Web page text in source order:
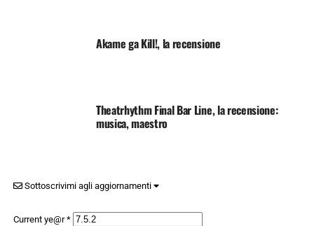
Akame ga Kill!, la recensione
Theatrhythm Final Bar Line, la recensione:
musica, maestro
Sottoscrivimi agli aggiornamenti
Current ye@r*